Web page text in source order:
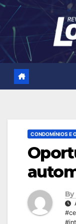
Skip
content
CONDOMÍNIOS E
By